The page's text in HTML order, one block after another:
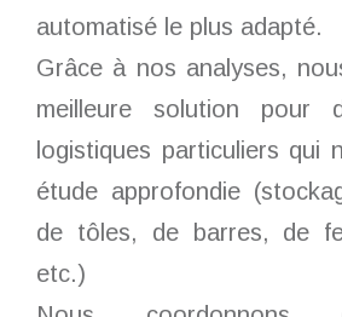
automatisé le plus adapté.
Grâce à nos analyses,
meilleure solution pour
logistiques particuliers qui
étude approfondie
de tôles, de barres, de
etc.)